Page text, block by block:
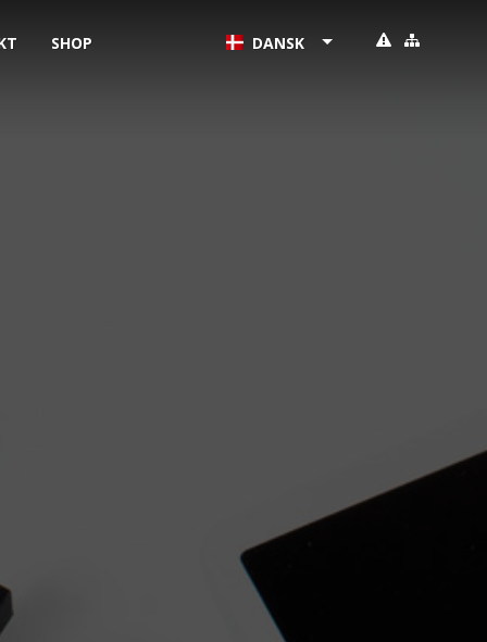
SHOP DANSK